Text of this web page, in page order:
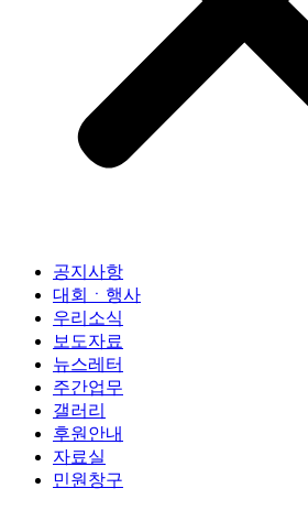
공지사항
대회ㆍ행사
우리소식
보도자료
뉴스레터
주간업무
갤러리
후원안내
자료실
민원창구